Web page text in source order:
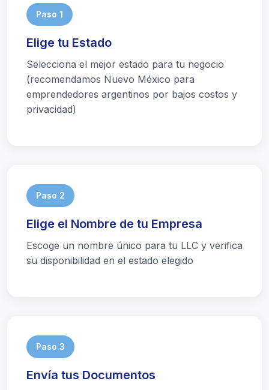
Paso 1
Elige tu Estado
Selecciona el mejor estado para tu negocio
(recomendamos Nuevo México para
emprendedores argentinos por bajos costos y
privacidad)
Paso 2
Elige el Nombre de tu Empresa
Escoge un nombre único para tu LLC y verifica
su disponibilidad en el estado elegido
Paso 3
Envía tus Documentos